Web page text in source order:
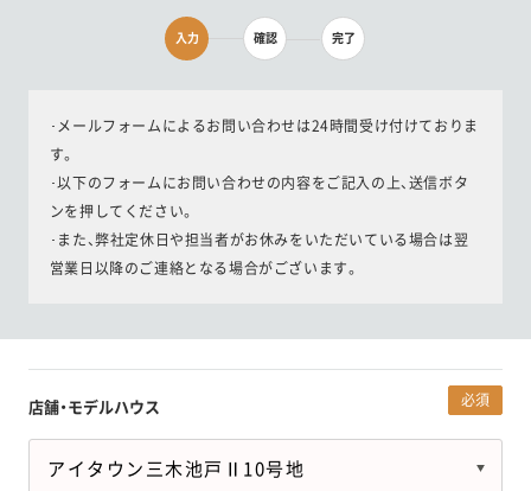
入力 確認 完了
･メールフォームによるお問い合わせは24時間受け付けておりま
す。
･以下のフォームにお問い合わせの内容をご記入の上、送信ボタ
ンを押してください。
･また、弊社定休日や担当者がお休みをいただいている場合は翌
営業日以降のご連絡となる場合がございます。
店舗・モデルハウス 必須